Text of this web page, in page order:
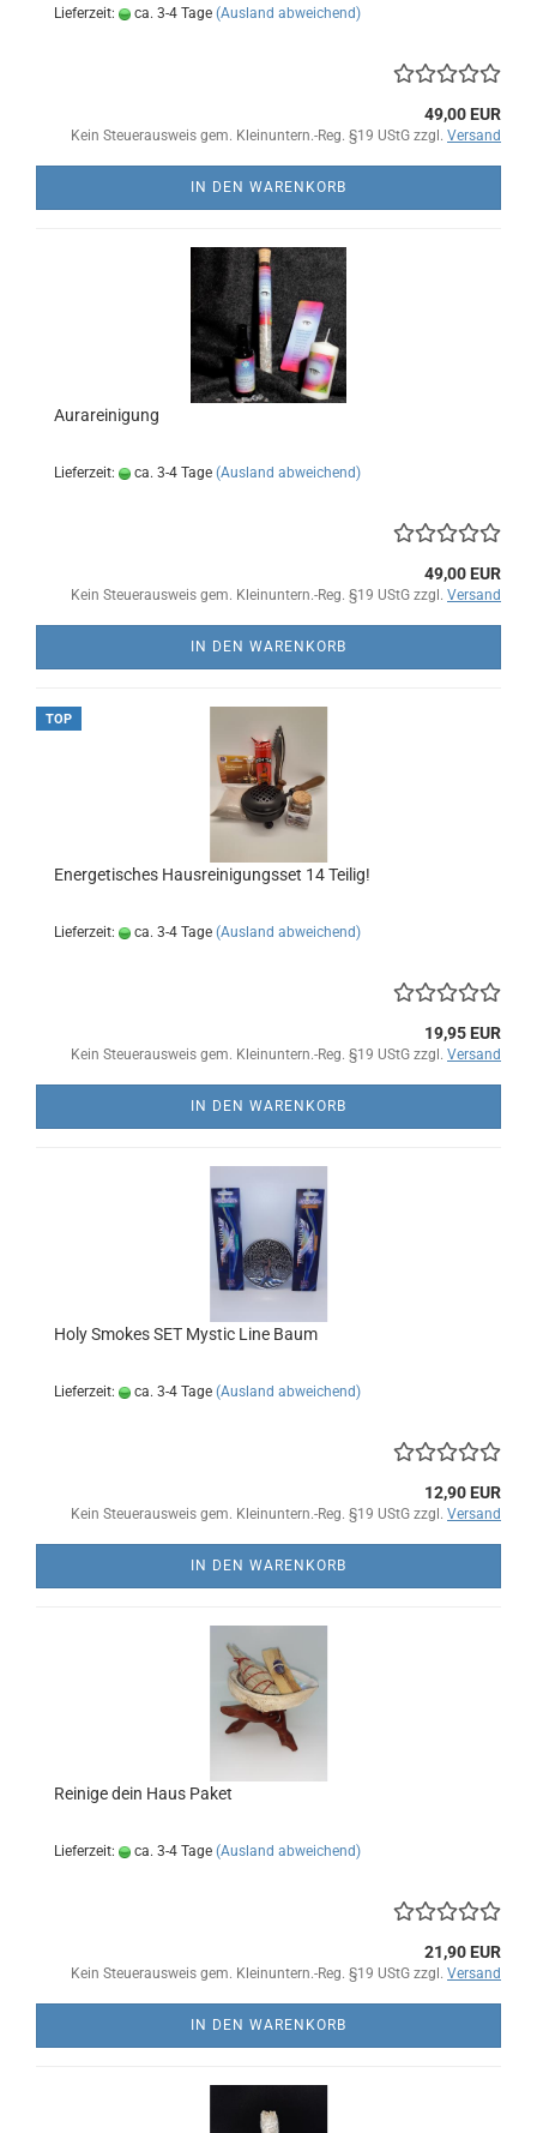
Lieferzeit: ca. 3-4 Tage (Ausland abweichend)
49,00 EUR
Kein Steuerausweis gem. Kleinuntern.-Reg. §19 UStG zzgl. Versand
IN DEN WARENKORB
Aurareinigung
Lieferzeit: ca. 3-4 Tage (Ausland abweichend)
49,00 EUR
Kein Steuerausweis gem. Kleinuntern.-Reg. §19 UStG zzgl. Versand
IN DEN WARENKORB
TOP
Energetisches Hausreinigungsset 14 Teilig!
Lieferzeit: ca. 3-4 Tage (Ausland abweichend)
19,95 EUR
Kein Steuerausweis gem. Kleinuntern.-Reg. §19 UStG zzgl. Versand
IN DEN WARENKORB
Holy Smokes SET Mystic Line Baum
Lieferzeit: ca. 3-4 Tage (Ausland abweichend)
12,90 EUR
Kein Steuerausweis gem. Kleinuntern.-Reg. §19 UStG zzgl. Versand
IN DEN WARENKORB
Reinige dein Haus Paket
Lieferzeit: ca. 3-4 Tage (Ausland abweichend)
21,90 EUR
Kein Steuerausweis gem. Kleinuntern.-Reg. §19 UStG zzgl. Versand
IN DEN WARENKORB